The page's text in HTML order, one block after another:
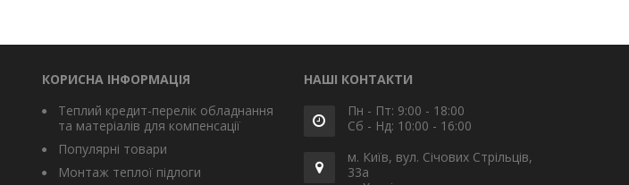
КОРИСНА ІНФОРМАЦІЯ
Теплий кредит-перелік обладнання
та матеріалів для компенсації
Популярні товари
Монтаж теплої підлоги
НАШІ КОНТАКТИ
Пн - Пт: 9:00 - 18:00
Сб - Нд: 10:00 - 16:00
м. Київ, вул. Січових Стрільців,
33а